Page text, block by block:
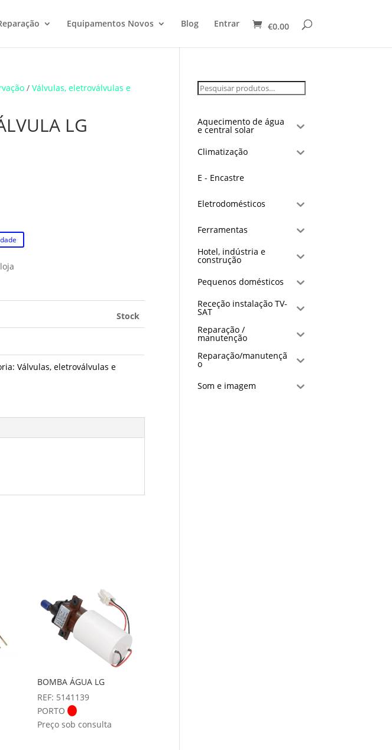
Equipamentos Novos Blog Entrar €0.00
/Válvulas, eletroválvulas e
LG
Stock
Válvulas, eletroválvulas e
BOMBA ÁGUA LG
REF: 5141139
PORTO
Preço sob consulta
Aquecimento de água
e central solar
Climatização
E - Encastre
Eletrodomésticos
Ferramentas
Hotel, indústria e
construção
Pequenos domésticos
Receção instalação TV-
SAT
Reparação /
manutenção
Reparação/manutençã
o
Som e imagem